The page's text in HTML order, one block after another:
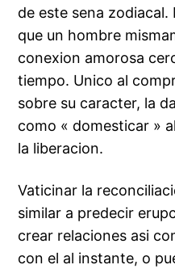
de este sena
que un hombre
conexion amorosa
tiempo. Unico al
sobre su caracter, la
como « domesticar »
la liberacion.
Vaticinar la
similar a predecir
crear relaciones asi­
con el al instante, o